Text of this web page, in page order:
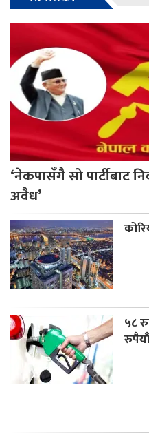
‘नेकपासँगै सो पार्टीबाट
अवैध’
५८